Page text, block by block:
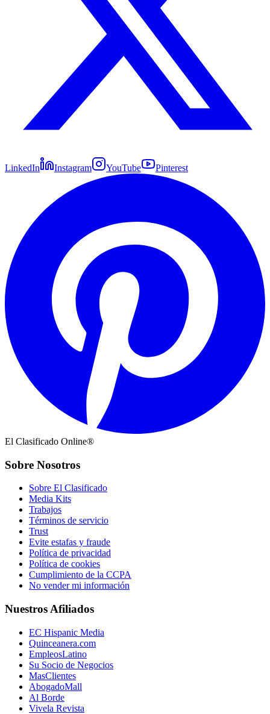
LinkedIn Instagram YouTube Pinterest
El Clasificado Online®
Sobre Nosotros
Sobre El Clasificado
Media Kits
Trabajos
Términos de servicio
Trust
Evite estafas y fraude
Política de privacidad
Política de cookies
Cumplimiento de la CCPA
No vender mi información
Nuestros Afiliados
EC Hispanic Media
Quinceanera.com
EmpleosLatino
Su Socio de Negocios
MasClientes
AbogadoMall
Al Borde
Vivela Revista